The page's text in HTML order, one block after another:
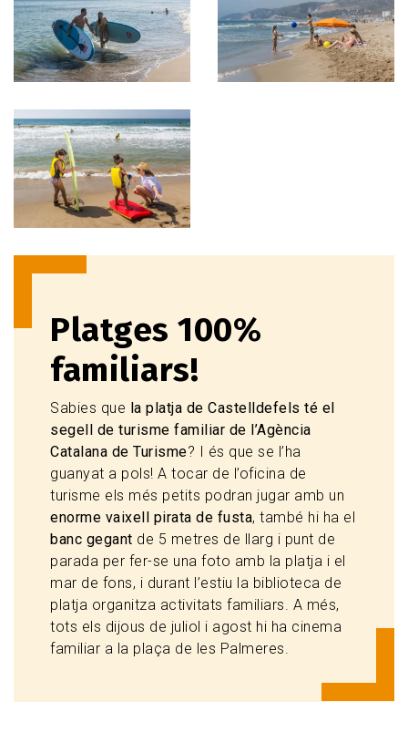
Imagen
Platges 100%
familiars!
Sabies que la platja de Castelldefels té el
segell de turisme familiar de l’Agència
Catalana de Turisme? I és que se l’ha
guanyat a pols! A tocar de l’oficina de
turisme els més petits podran jugar amb un
enorme vaixell pirata de fusta, també hi ha el
banc gegant de 5 metres de llarg i punt de
parada per fer-se una foto amb la platja i el
mar de fons, i durant l’estiu la biblioteca de
platja organitza activitats familiars. A més,
tots els dijous de juliol i agost hi ha cinema
familiar a la plaça de les Palmeres.